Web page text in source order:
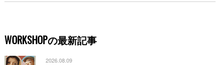
WORKSHOPの最新記事
2026.08.09